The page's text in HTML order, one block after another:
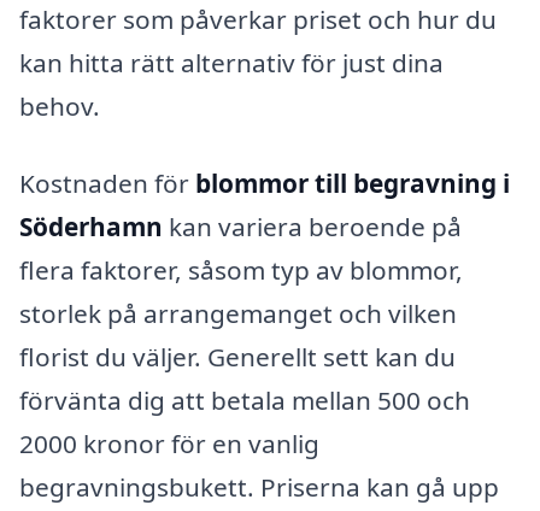
faktorer som påverkar priset och hur du
kan hitta rätt alternativ för just dina
behov.
Kostnaden för blommor till begravning i
Söderhamn kan variera beroende på
flera faktorer, såsom typ av blommor,
storlek på arrangemanget och vilken
florist du väljer. Generellt sett kan du
förvänta dig att betala mellan 500 och
2000 kronor för en vanlig
begravningsbukett. Priserna kan gå upp